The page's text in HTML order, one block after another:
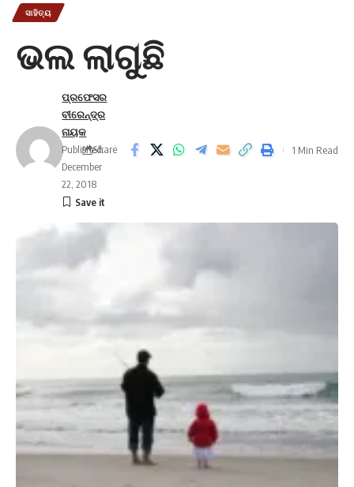
ସାହିତ୍ୟ
ଭଲ ଲାଗୁଛି
ପ୍ରଫେସର
ବୀରେନ୍ଦ୍ର
ନାୟକ
Published:
December
22, 2018
Share 1 Min Read